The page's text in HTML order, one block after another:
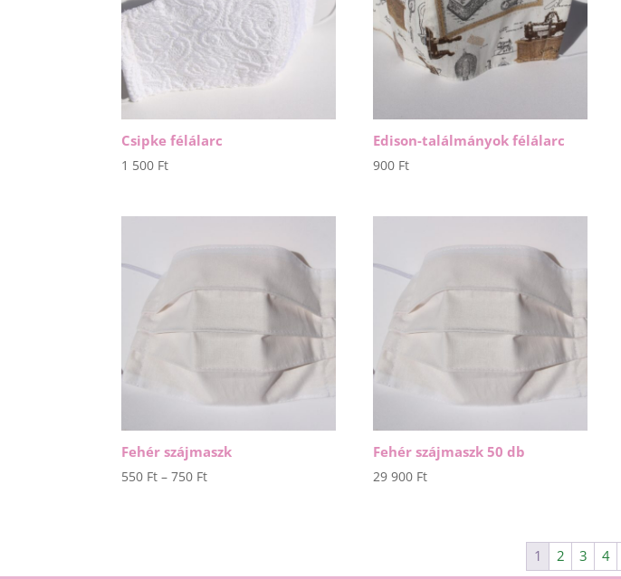
Csipke félálarc
1 500 Ft
Edison-találmányok félálarc
900 Ft
Fehér szájmaszk
550 Ft – 750 FtÁrtartomány:
Fehér szájmaszk 50 db
29 900 Ft
1 2 3 4